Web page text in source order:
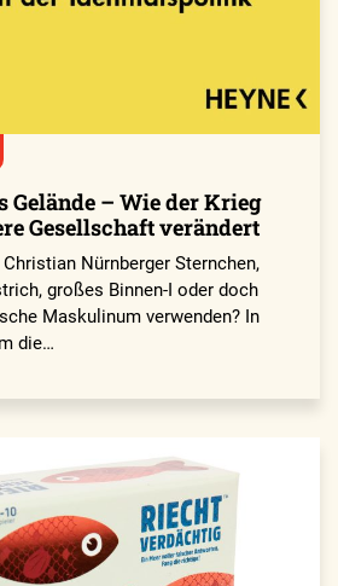
Gelände – Wie der Krieg
Gesellschaft verändert
Nürnberger Sternchen,
großes Binnen-I oder doch
Maskulinum verwenden? In
die…